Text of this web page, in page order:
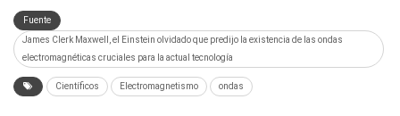
Fuente
James Clerk Maxwell, el Einstein olvidado que predijo la existencia de las ondas
electromagnéticas cruciales para la actual tecnología
Científicos Electromagnetismo ondas